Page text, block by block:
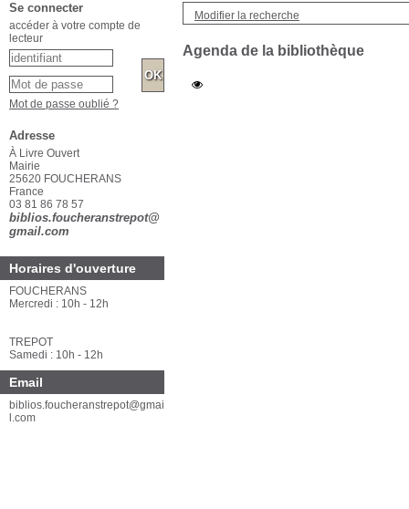
Modifier la recherche
Agenda de la bibliothèque
Se connecter
accéder à votre compte de
lecteur
Mot de passe oublié ?
Adresse
À Livre Ouvert
Mairie
25620 FOUCHERANS
France
03 81 86 78 57
biblios.foucheranstrepot@
gmail.com
Horaires d'ouverture
FOUCHERANS
Mercredi : 10h - 12h
TREPOT
Samedi : 10h - 12h
Email
biblios.foucheranstrepot@gmai
l.com